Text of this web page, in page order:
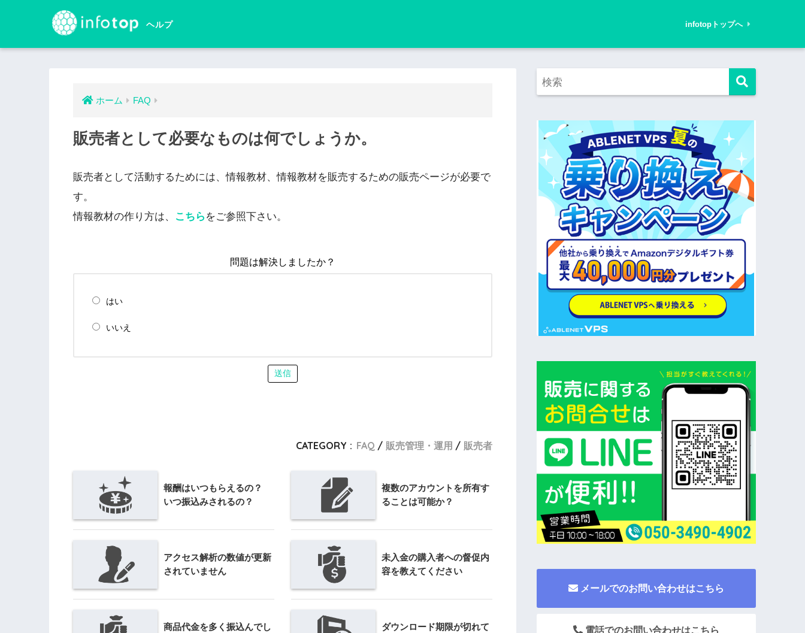
infotopトップへ
ホーム FAQ
販売者として必要なものは何でしょうか。
販売者として活動するためには、情報教材、情報教材を販売するための販売ページが必要で
す。
情報教材の作り方は、
こちら をご参照下さい。
問題は解決しましたか？
はい
いいえ
送信
CATEGORY : FAQ 販売管理・運用 販売者
報酬はいつもらえるの？
いつ振込みされるの？
複数のアカウントを所有す
ることは可能か？
アクセス解析の数値が更新
されていません
未入金の購入者への督促内
容を教えてください
商品代金を多く振込んでし
ダウンロード期限が切れて
メールでのお問い合わせはこちら
電話でのお問い合わせはこちら